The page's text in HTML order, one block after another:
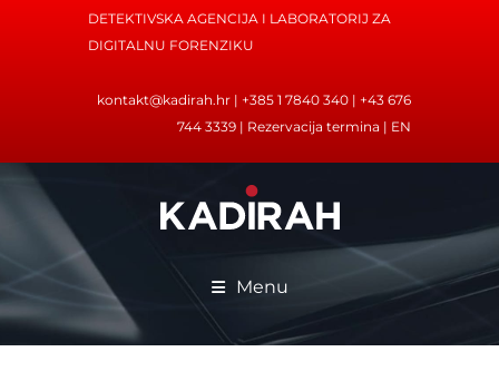
DETEKTIVSKA AGENCIJA I LABORATORIJ ZA
DIGITALNU FORENZIKU
kontakt@kadirah.hr | +385 1 7840 340 | +43 676
744 3339 | Rezervacija termina | EN
Menu